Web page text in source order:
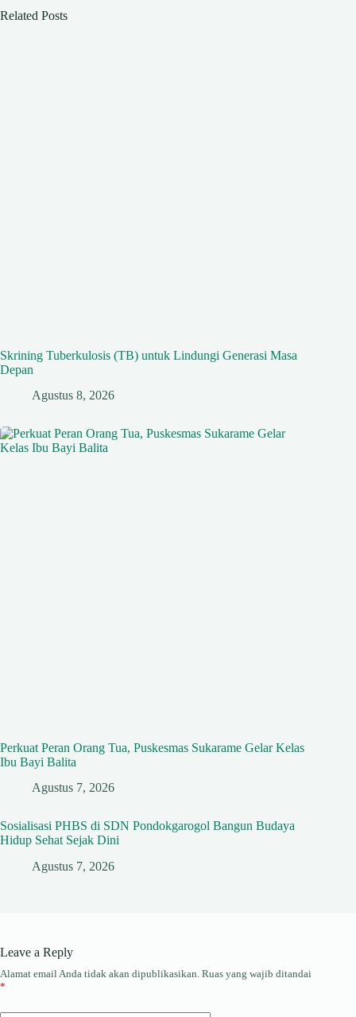
Related Posts
Skrining Tuberkulosis (TB) untuk Lindungi Generasi Masa
Depan
Agustus 8, 2026
Perkuat Peran Orang Tua, Puskesmas Sukarame Gelar Kelas
Ibu Bayi Balita
Agustus 7, 2026
Sosialisasi PHBS di SDN Pondokgarogol Bangun Budaya
Hidup Sehat Sejak Dini
Agustus 7, 2026
Leave a Reply
Alamat email Anda tidak akan dipublikasikan. Ruas yang wajib ditandai
*